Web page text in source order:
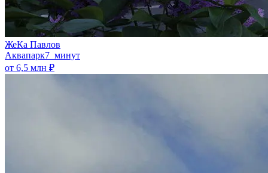
ЖеКа Павлов
Аквапарк7 минут
от 6,5 млн ₽